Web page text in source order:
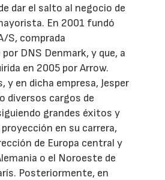
dar el salto al negocio de
En 2001 fundó
S, comprada
DNS Denmark, y que, a
en 2005 por Arrow.
y en dicha empresa, Jesper
diversos cargos de
grandes éxitos y
en su carrera,
de Europa central y
o el Noroeste de
Posteriormente, en